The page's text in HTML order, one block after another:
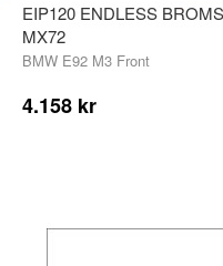
EIP120 ENDLESS
MX72
BMW E92 M3 Front
4.158 kr